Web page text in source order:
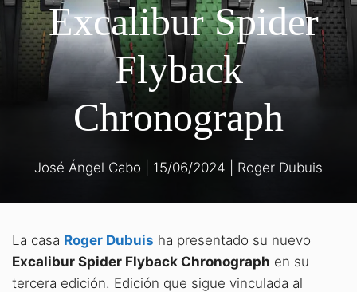
Excalibur Spider
Flyback
Chronograph
José Ángel Cabo 15/06/2024 Roger Dubuis
La casa Roger Dubuis ha presentado su nuevo
Excalibur Spider Flyback Chronograph en su
tercera edición. Edición que sigue vinculada al